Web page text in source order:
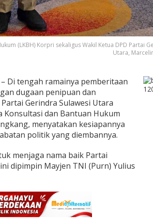
(LKBH) Korpri sekaligus Wakil Ketua DPD Partai
Utara,
Di tengah ramainya pemberitaan
dugaan penipuan dan
Gerindra Sulawesi Utara
dan Bantuan Hukum
menyatakan kesiapannya
politik yang diembannya.
menjaga nama baik Partai
dipimpin Mayjen TNI (Purn) Yulius